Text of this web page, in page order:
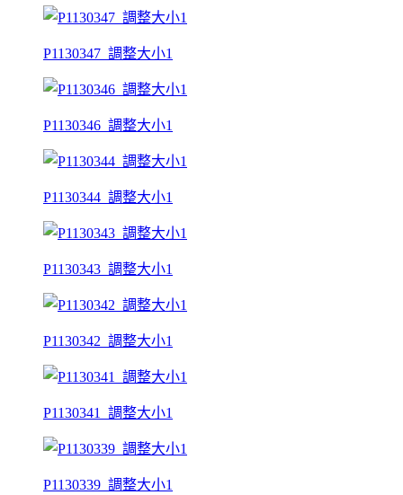
P1130347_調整大小1
P1130346_調整大小1
P1130344_調整大小1
P1130343_調整大小1
P1130342_調整大小1
P1130341_調整大小1
P1130339_調整大小1